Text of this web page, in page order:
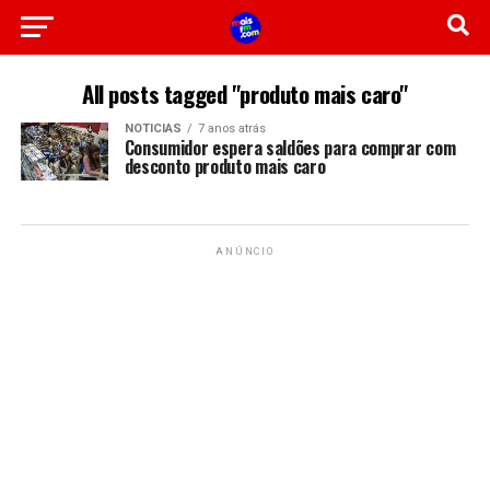
All posts tagged "produto mais caro"
NOTICIAS 7 anos atrás
Consumidor espera saldões para comprar com
desconto produto mais caro
ANÚNCIO